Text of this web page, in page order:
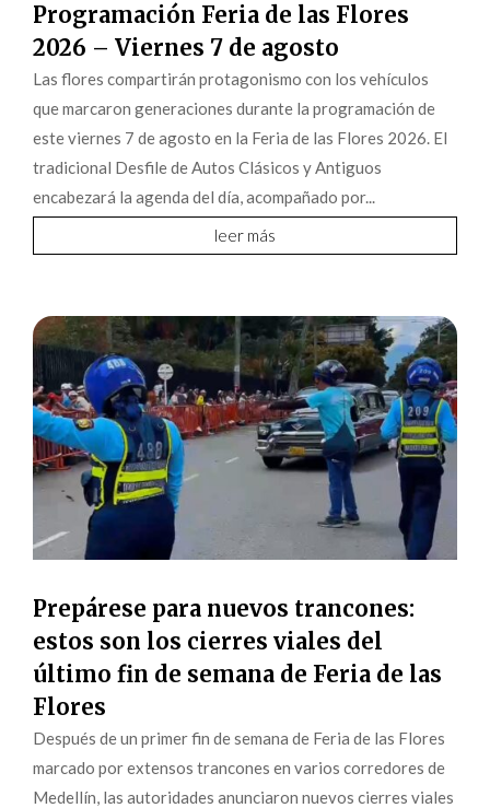
Programación Feria de las Flores
2026 – Viernes 7 de agosto
Las flores compartirán protagonismo con los vehículos
que marcaron generaciones durante la programación de
este viernes 7 de agosto en la Feria de las Flores 2026. El
tradicional Desfile de Autos Clásicos y Antiguos
encabezará la agenda del día, acompañado por...
leer más
Prepárese para nuevos trancones:
estos son los cierres viales del
último fin de semana de Feria de las
Flores
Después de un primer fin de semana de Feria de las Flores
marcado por extensos trancones en varios corredores de
Medellín, las autoridades anunciaron nuevos cierres viales